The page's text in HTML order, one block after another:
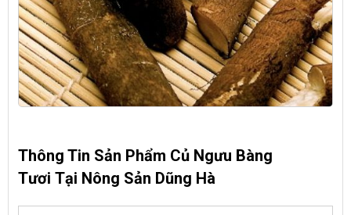
Thông Tin Sản Phẩm Củ Ngưu Bàng
Tươi Tại Nông Sản Dũng Hà